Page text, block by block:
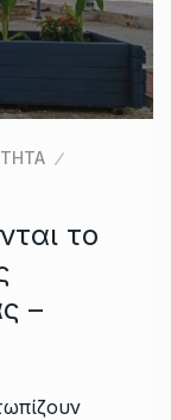
το
–